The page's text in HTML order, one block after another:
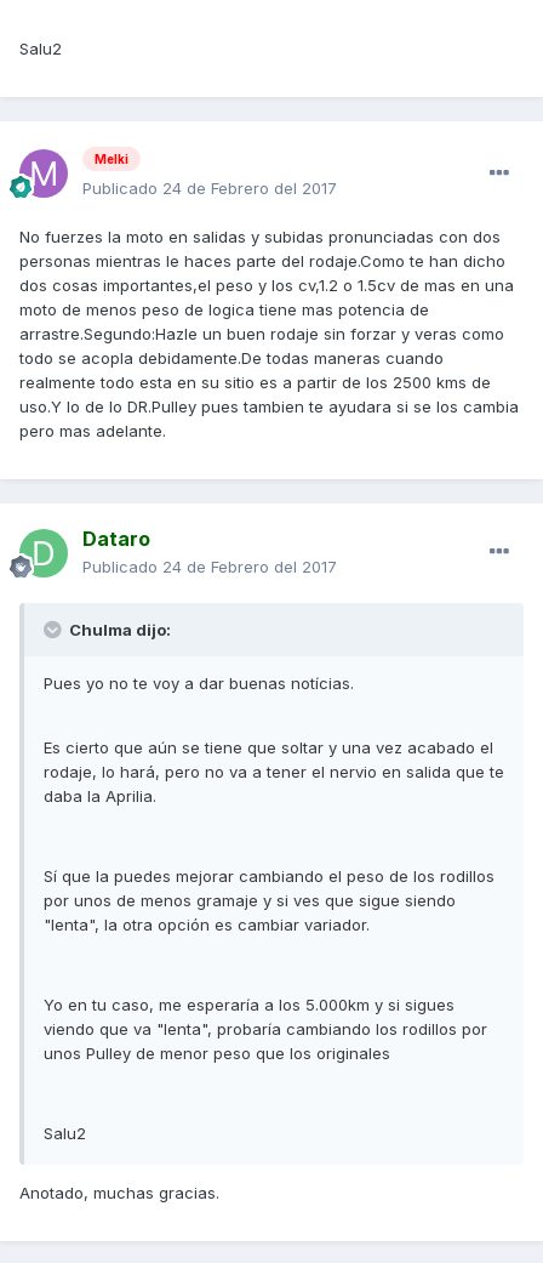
Salu2
Melki
Publicado 24 de Febrero del 2017
No fuerzes la moto en salidas y subidas pronunciadas con dos
personas mientras le haces parte del rodaje.Como te han dicho
dos cosas importantes,el peso y los cv,1.2 o 1.5cv de mas en una
moto de menos peso de logica tiene mas potencia de
arrastre.Segundo:Hazle un buen rodaje sin forzar y veras como
todo se acopla debidamente.De todas maneras cuando
realmente todo esta en su sitio es a partir de los 2500 kms de
uso.Y lo de lo DR.Pulley pues tambien te ayudara si se los cambia
pero mas adelante.
Dataro
Publicado 24 de Febrero del 2017
Chulma dijo:
Pues yo no te voy a dar buenas notícias.
Es cierto que aún se tiene que soltar y una vez acabado el
rodaje, lo hará, pero no va a tener el nervio en salida que te
daba la Aprilia.
Sí que la puedes mejorar cambiando el peso de los rodillos
por unos de menos gramaje y si ves que sigue siendo
"lenta", la otra opción es cambiar variador.
Yo en tu caso, me esperaría a los 5.000km y si sigues
viendo que va "lenta", probaría cambiando los rodillos por
unos Pulley de menor peso que los originales
Salu2
Anotado, muchas gracias.